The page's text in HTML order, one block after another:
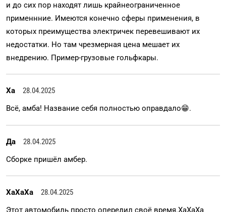
и до сих пор находят лишь крайнеограниченное
применнние. Имеются конечно сферы применения, в
которых преимущества электричек перевешивают их
недостатки. Но там чрезмерная цена мешает их
внедрению. Пример-грузовые гольфкары.
Ха
28.04.2025
Всё, амба! Название себя полностью оправдало😁.
Да
28.04.2025
Сборке пришëл амбер.
ХаХаХа
28.04.2025
Этот автомобиль просто опередил своё время.ХаХаХа